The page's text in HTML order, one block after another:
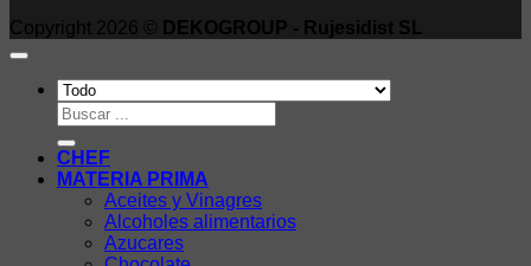
Copyright 2026 ©
DEKOGROUP - Rujesidist SL
Buscar
por:
CHEF
MATERIA PRIMA
Aceites y Vinagres
Alcoholes alimentarios
Azucares